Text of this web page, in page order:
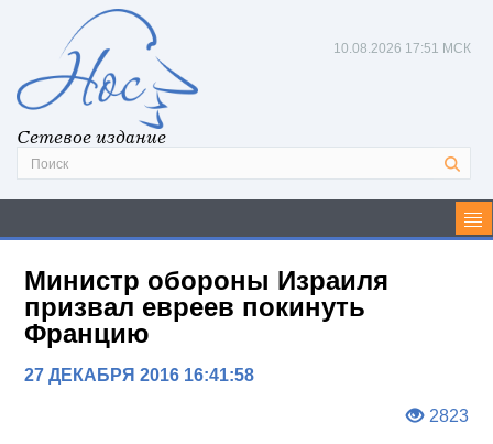
Сетевое издание
10.08.2026 17:51 МСК
Министр обороны Израиля
призвал евреев покинуть
Францию
27 ДЕКАБРЯ 2016 16:41:58
2823